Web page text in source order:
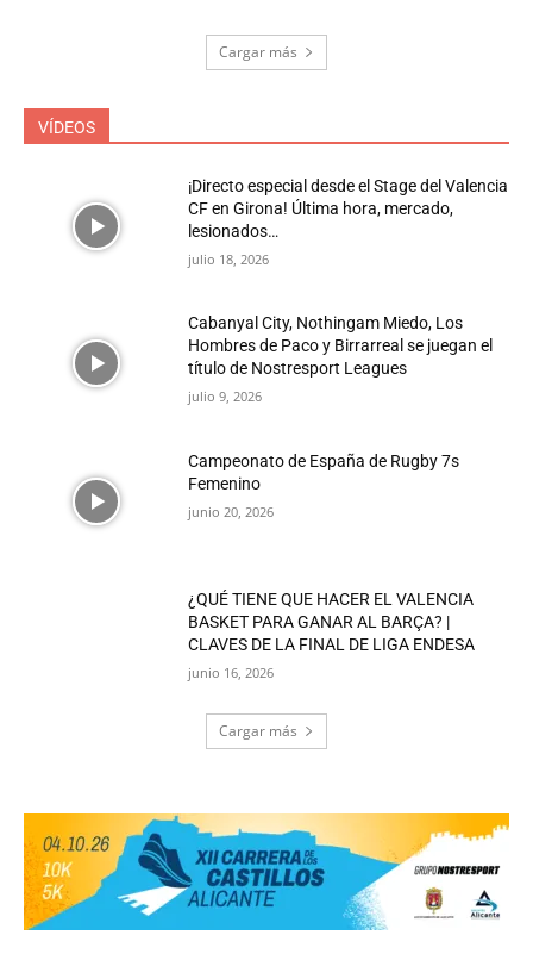
Cargar más
VÍDEOS
¡Directo especial desde el Stage del Valencia
CF en Girona! Última hora, mercado,
lesionados…
julio 18, 2026
Cabanyal City, Nothingam Miedo, Los
Hombres de Paco y Birrarreal se juegan el
título de Nostresport Leagues
julio 9, 2026
Campeonato de España de Rugby 7s
Femenino
junio 20, 2026
¿QUÉ TIENE QUE HACER EL VALENCIA
BASKET PARA GANAR AL BARÇA? |
CLAVES DE LA FINAL DE LIGA ENDESA
junio 16, 2026
Cargar más